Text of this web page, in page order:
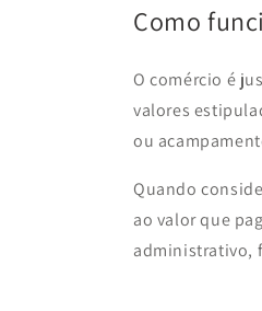
Como
O comércio é
valores
ou
Quando
ao valor que
administrativo,